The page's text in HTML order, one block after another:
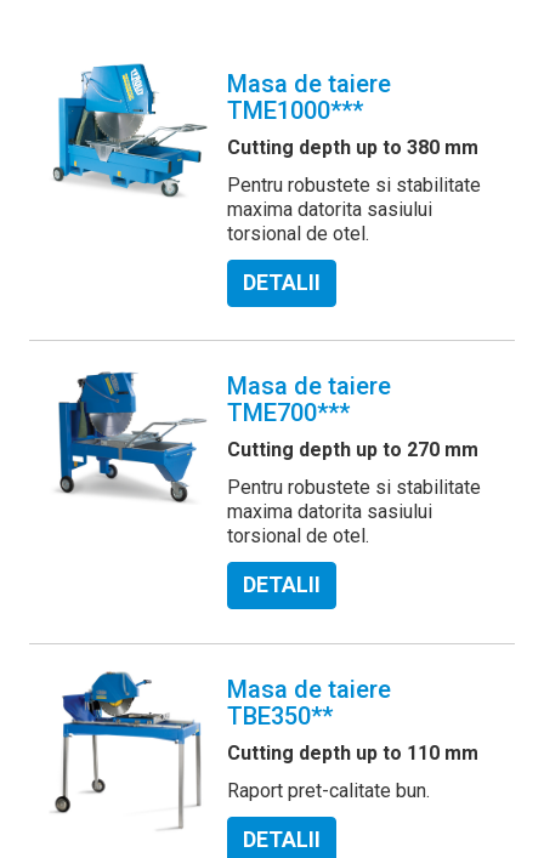
Masa de taiere
TME1000***
Cutting depth up to 380 mm
Pentru robustete si stabilitate
maxima datorita sasiului
torsional de otel.
DETALII
Masa de taiere
TME700***
Cutting depth up to 270 mm
Pentru robustete si stabilitate
maxima datorita sasiului
torsional de otel.
DETALII
Masa de taiere
TBE350**
Cutting depth up to 110 mm
Raport pret-calitate bun.
DETALII